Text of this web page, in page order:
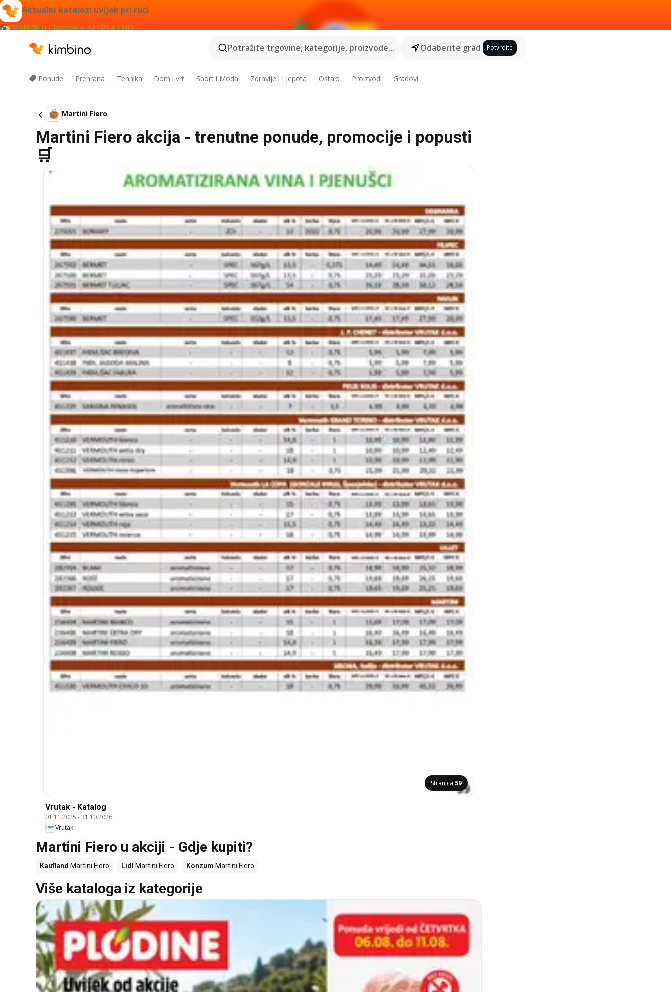
Aktualni katalozi uvijek pri ruci
Dodajte u Chrome – BESPLATNO
Potražite trgovine, kategorije, proizvode...
Odaberite grad Potvrdite
Ponude Prehrana Tehnika Dom i vrt Sport i Moda Zdravlje i Ljepota Ostalo Proizvodi Gradovi
Martini Fiero
Martini Fiero akcija - trenutne ponude, promocije i popusti
🛒
Stranica 59
Vrutak - Katalog
01.11.2025 -31.10.2026
Vrutak
Martini Fiero u akciji - Gdje kupiti?
Kaufland Martini Fiero Lidl Martini Fiero Konzum Martini Fiero
Više kataloga iz kategorije